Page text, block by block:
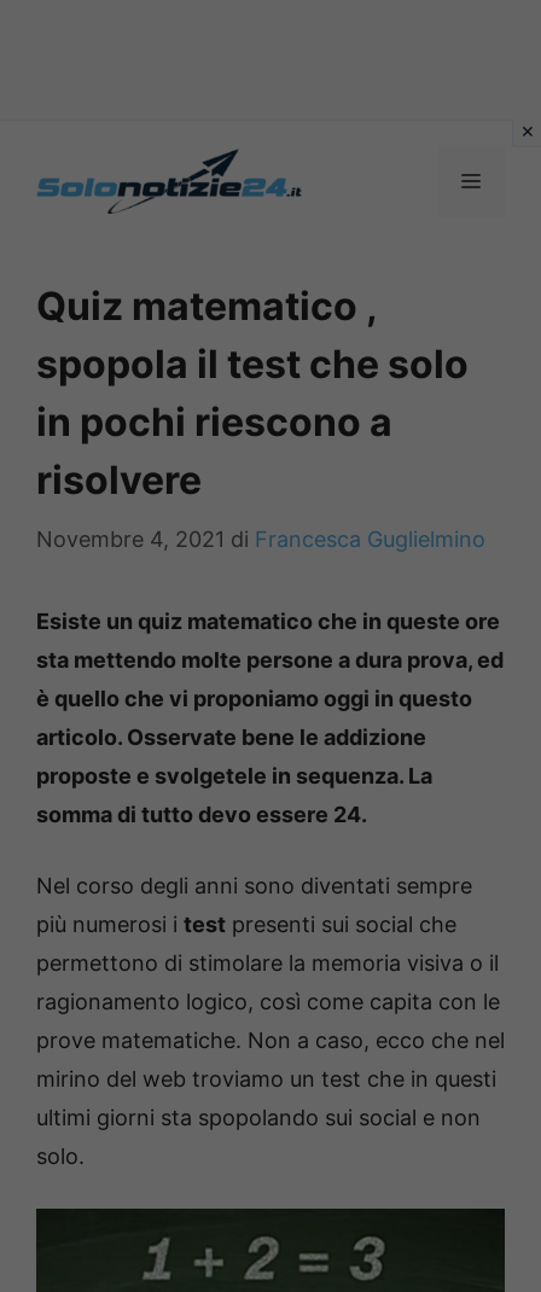
MENU
Quiz matematico ,
spopola il test che solo
in pochi riescono a
risolvere
Novembre 4, 2021 di Francesca Guglielmino
Esiste un quiz matematico che in queste ore
sta mettendo molte persone a dura prova, ed
è quello che vi proponiamo oggi in questo
articolo. Osservate bene le addizione
proposte e svolgetele in sequenza. La
somma di tutto devo essere 24.
Nel corso degli anni sono diventati sempre
più numerosi i test presenti sui social che
permettono di stimolare la memoria visiva o il
ragionamento logico, così come capita con le
prove matematiche. Non a caso, ecco che nel
mirino del web troviamo un test che in questi
ultimi giorni sta spopolando sui social e non
solo.